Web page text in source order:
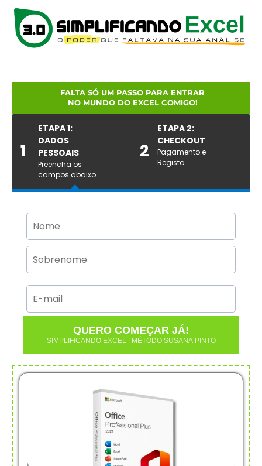
FALTA SÓ UM PASSO PARA ENTRAR
NO MUNDO DO EXCEL COMIGO!
1
ETAPA 1:
DADOS
PESSOAIS
Preencha os
campos abaixo.
2
ETAPA 2:
CHECKOUT
Pagamento e
Registo.
QUERO COMEÇAR JÁ!
SIMPLIFICANDO EXCEL | MÉTODO SUSANA PINTO